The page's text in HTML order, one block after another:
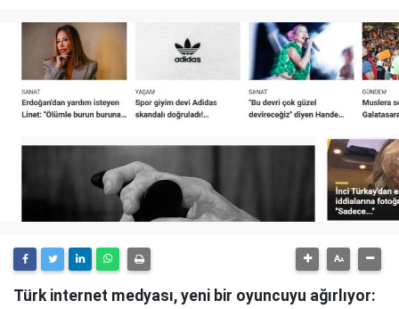
Türk internet medyası, yeni bir oyuncuyu ağırlıyor: